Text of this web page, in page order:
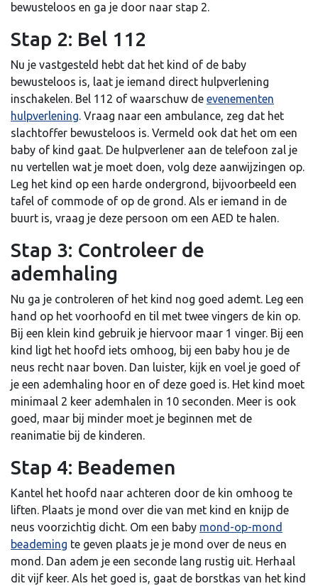
bewusteloos en ga je door naar stap 2.
Stap 2: Bel 112
Nu je vastgesteld hebt dat het kind of de baby
bewusteloos is, laat je iemand direct hulpverlening
inschakelen. Bel 112 of waarschuw de evenementen
hulpverlening. Vraag naar een ambulance, zeg dat het
slachtoffer bewusteloos is. Vermeld ook dat het om een
baby of kind gaat. De hulpverlener aan de telefoon zal je
nu vertellen wat je moet doen, volg deze aanwijzingen op.
Leg het kind op een harde ondergrond, bijvoorbeeld een
tafel of commode of op de grond. Als er iemand in de
buurt is, vraag je deze persoon om een AED te halen.
Stap 3: Controleer de
ademhaling
Nu ga je controleren of het kind nog goed ademt. Leg een
hand op het voorhoofd en til met twee vingers de kin op.
Bij een klein kind gebruik je hiervoor maar 1 vinger. Bij een
kind ligt het hoofd iets omhoog, bij een baby hou je de
neus recht naar boven. Dan luister, kijk en voel je goed of
je een ademhaling hoor en of deze goed is. Het kind moet
minimaal 2 keer ademhalen in 10 seconden. Meer is ook
goed, maar bij minder moet je beginnen met de
reanimatie bij de kinderen.
Stap 4: Beademen
Kantel het hoofd naar achteren door de kin omhoog te
liften. Plaats je mond over die van met kind en knijp de
neus voorzichtig dicht. Om een baby mond-op-mond
beademing te geven plaats je je mond over de neus en
mond. Dan adem je een seconde lang rustig uit. Herhaal
dit vijf keer. Als het goed is, gaat de borstkas van het kind